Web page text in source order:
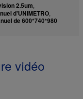
2.5um,
d'UNIMETRO,
de 600*740*980
vidéo